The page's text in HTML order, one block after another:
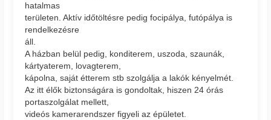
hatalmas
területen. Aktív időtöltésre pedig focipálya, futópálya is
rendelkezésre
áll.
A házban belül pedig, konditerem, uszoda, szaunák,
kártyaterem, lovagterem,
kápolna, saját étterem stb szolgálja a lakók kényelmét.
Az itt élők biztonságára is gondoltak, hiszen 24 órás
portaszolgálat mellett,
videós kamerarendszer figyeli az épületet.